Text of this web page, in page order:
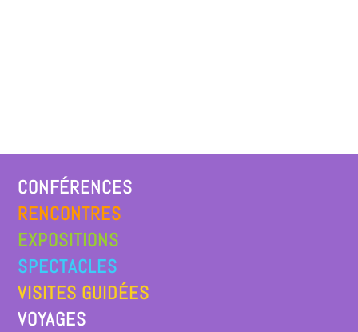
CONFÉRENCES
RENCONTRES
EXPOSITIONS
SPECTACLES
VISITES GUIDÉES
VOYAGES